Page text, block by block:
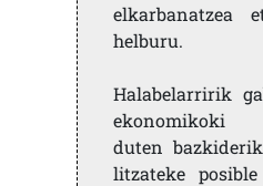
elkarbanatzea
helburu.
Halabelarririk
ekonomikoki
duten
litzateke